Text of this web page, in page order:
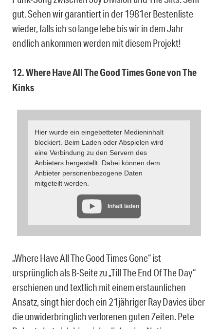
gut. Sehen wir garantiert in der 1981er Bestenliste
wieder, falls ich so lange lebe bis wir in dem Jahr
endlich ankommen werden mit diesem Projekt!
12. Where Have All The Good Times Gone von The
Kinks
Hier wurde ein eingebetteter Medieninhalt
blockiert. Beim Laden oder Abspielen wird
eine Verbindung zu den Servern des
Anbieters hergestellt. Dabei können dem
Anbieter personenbezogene Daten
mitgeteilt werden.
Inhalt laden
„Where Have All The Good Times Gone“ ist
ursprünglich als B-Seite zu „Till The End Of The Day“
erschienen und textlich mit einem erstaunlichen
Ansatz, singt hier doch ein 21jähriger Ray Davies über
die unwiderbringlich verlorenen guten Zeiten. Pete